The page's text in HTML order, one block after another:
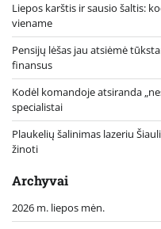
Liepos karštis ir sausio šaltis:
viename
Pensijų lėšas jau atsiėmė
finansus
Kodėl komandoje atsiranda
specialistai
Plaukelių šalinimas lazeriu
žinoti
Archyvai
2026 m. liepos mėn.